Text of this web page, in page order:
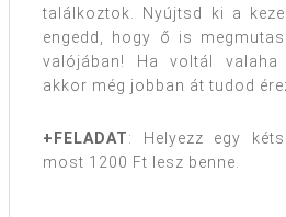
találkoztok. Nyújtsd ki a
engedd, hogy ő is
valójában! Ha voltál valaha
akkor még jobban át tudod
+FELADAT: Helyezz egy
most 1200 Ft lesz benne.